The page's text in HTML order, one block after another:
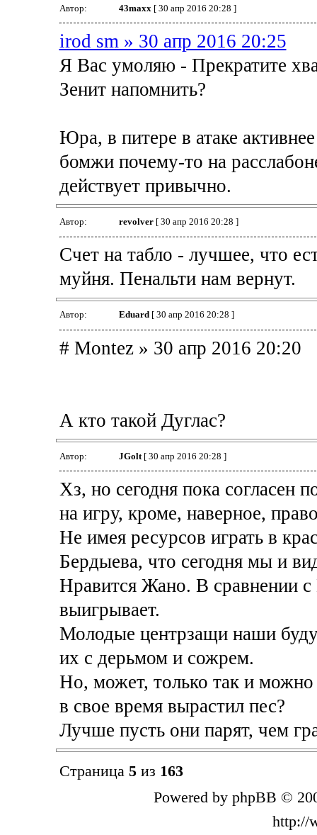
Автор: 43maxx [ 30 апр 2016 20:28 ]
irod sm » 30 апр 2016 20:25
Я Вас умоляю - Прекратите
Зенит напомнить?
Юра, в питере в атаке
бомжи почему-то на
действует привычно.
Автор: revolver[ 30 апр 2016 20:28 ]
Счет на табло - лучшее, что
муйня. Пенальти нам вернут.
Автор: Eduard[ 30 апр 2016 20:28 ]
# Montez » 30 апр 2016 20:20
А кто такой Дуглас?
Автор: JGolt[ 30 апр 2016 20:28 ]
Хз, но сегодня пока согласен
на игру, кроме, наверное,
Не имея ресурсов играть в
Бердыева, что сегодня мы и
Нравится Жано. В сравнении
выигрывает.
Молодые центрзащи наши
их с дерьмом и сожрем.
Но, может, только так и можно
в свое время вырастил пес?
Лучше пусть они парят, чем
Страница 5из 163
Powered by phpBB ©
http://